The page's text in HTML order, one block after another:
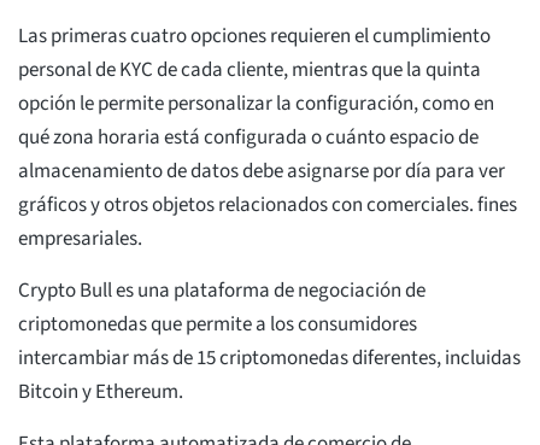
Las primeras cuatro opciones requieren el cumplimiento
personal de KYC de cada cliente, mientras que la quinta
opción le permite personalizar la configuración, como en
qué zona horaria está configurada o cuánto espacio de
almacenamiento de datos debe asignarse por día para ver
gráficos y otros objetos relacionados con comerciales. fines
empresariales.
Crypto Bull es una plataforma de negociación de
criptomonedas que permite a los consumidores
intercambiar más de 15 criptomonedas diferentes, incluidas
Bitcoin y Ethereum.